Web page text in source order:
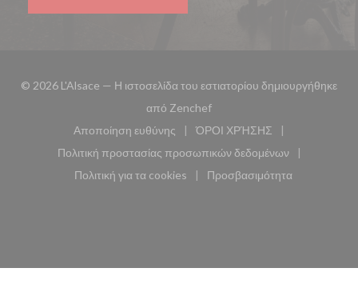
© 2026 L'Alsace — Η ιστοσελίδα του εστιατορίου δημιουργήθηκε
από Zenchef((ανοίγει σε νέο παράθυρο))
Αποποίηση ευθύνης
((ανοίγει σε νέο παράθυρο))
ΌΡΟΙ ΧΡΉΣΗΣ
((ανοίγει σε νέο
Πολιτική προστασίας προσωπικών δεδομένων
((ανοίγει σε νέο παράθυρο))
Πολιτική για τα cookies
((ανοίγει σε νέο παράθυρο))
Προσβασιμότητα
((ανοίγει σε νέο